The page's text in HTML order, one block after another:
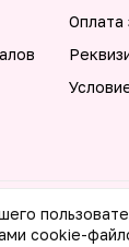
Оплата
cookie-